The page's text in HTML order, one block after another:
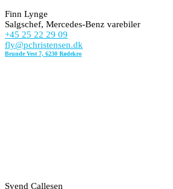
Finn Lynge
Salgschef, Mercedes-Benz varebiler
+45 25 22 29 09
fly@pchristensen.dk
Brunde Vest 7, 6230 Rødekro
Svend Callesen